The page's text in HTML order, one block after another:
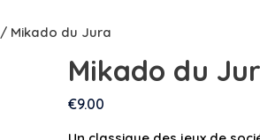
/ Mikado du Jura
Mikado du
€9.00